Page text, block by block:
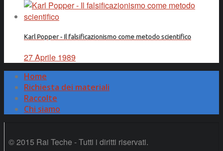
Karl Popper - Il falsificazionismo come metodo scientifico
27 Aprile 1989
Home
Richiesta dei materiali
Raccolte
Chi siamo
© 2015 Rai Teche - Tutti i diritti riservati.